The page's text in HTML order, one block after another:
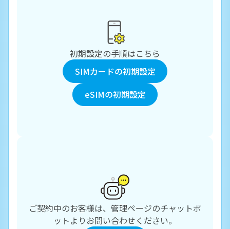
初期設定の手順はこちら
SIMカードの初期設定
eSIMの初期設定
ご契約中のお客様は、管理ページのチャットボ
ットよりお問い合わせください。